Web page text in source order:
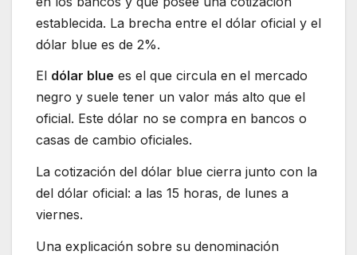
establecida. La brecha entre el dólar oficial y el
dólar blue es de 2%.
El dólar blue es el que circula en el mercado
negro y suele tener un valor más alto que el
oficial. Este dólar no se compra en bancos o
casas de cambio oficiales.
La cotización del dólar blue cierra junto con la
del dólar oficial: a las 15 horas, de lunes a
viernes.
Una explicación sobre su denominación